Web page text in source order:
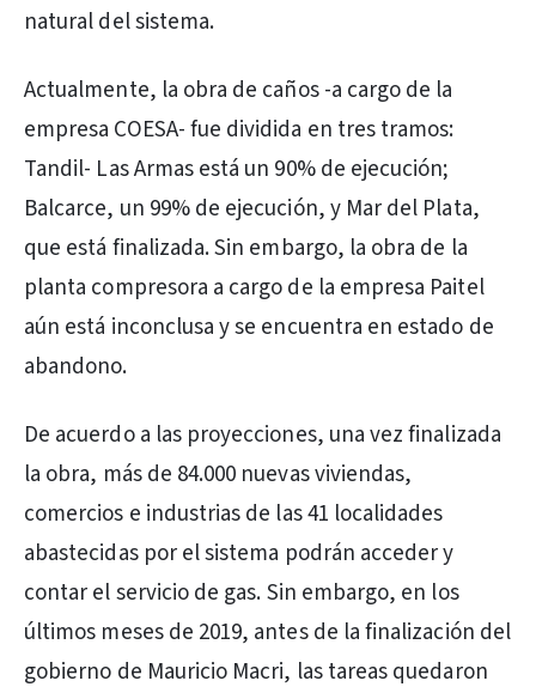
natural del sistema.
Actualmente, la obra de caños -a cargo de la
empresa COESA- fue dividida en tres tramos:
Tandil- Las Armas está un 90% de ejecución;
Balcarce, un 99% de ejecución, y Mar del Plata,
que está finalizada. Sin embargo, la obra de la
planta compresora a cargo de la empresa Paitel
aún está inconclusa y se encuentra en estado de
abandono.
De acuerdo a las proyecciones, una vez finalizada
la obra, más de 84.000 nuevas viviendas,
comercios e industrias de las 41 localidades
abastecidas por el sistema podrán acceder y
contar el servicio de gas. Sin embargo, en los
últimos meses de 2019, antes de la finalización del
gobierno de Mauricio Macri, las tareas quedaron